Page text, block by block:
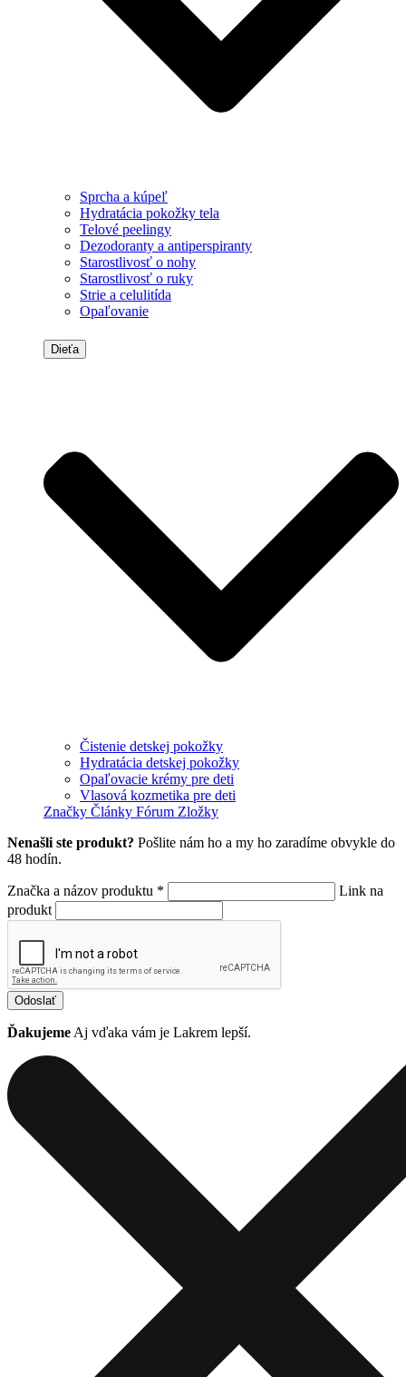
Sprcha a kúpeľ
Hydratácia pokožky tela
Telové peelingy
Dezodoranty a antiperspiranty
Starostlivosť o nohy
Starostlivosť o ruky
Strie a celulitída
Opaľovanie
Dieťa
Čistenie detskej pokožky
Hydratácia detskej pokožky
Opaľovacie krémy pre deti
Vlasová kozmetika pre deti
Značky Články Fórum Zložky
Nenašli ste produkt? Pošlite nám ho a my ho zaradíme obvykle do
48 hodín.
Značka a názov produktu *
Link na
produkt
Odoslať
Ďakujeme Aj vďaka vám je Lakrem lepší.